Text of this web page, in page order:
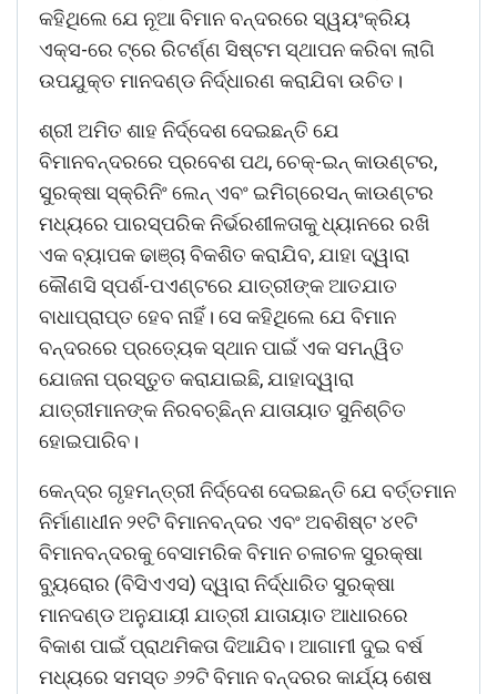
କହିଥିଲେ ଯେ ନୂଆ ବିମାନ ବନ୍ଦରରେ ସ୍ୱୟଂକ୍ରିୟ
ଏକ୍ସ-ରେ ଟ୍ରେ ରିଟର୍ଣ୍ଣ ସିଷ୍ଟମ ସ୍ଥାପନ କରିବା ଲାଗି
ଉପଯୁକ୍ତ ମାନଦଣ୍ଡ ନିର୍ଦ୍ଧାରଣ କରାଯିବା ଉଚିତ।
ଶ୍ରୀ ଅମିତ ଶାହ ନିର୍ଦ୍ଦେଶ ଦେଇଛନ୍ତି ଯେ
ବିମାନବନ୍ଦରରେ ପ୍ରବେଶ ପଥ, ଚେକ୍-ଇନ୍ କାଉଣ୍ଟର,
ସୁରକ୍ଷା ସ୍କ୍ରିନିଂ ଲେନ୍ ଏବଂ ଇମିଗ୍ରେସନ୍ କାଉଣ୍ଟର
ମଧ୍ୟରେ ପାରସ୍ପରିକ ନିର୍ଭରଶୀଳତାକୁ ଧ୍ୟାନରେ ରଖି
ଏକ ବ୍ୟାପକ ଢାଞ୍ଚା ବିକଶିତ କରାଯିବ, ଯାହା ଦ୍ୱାରା
କୌଣସି ସ୍ପର୍ଶ-ପଏଣ୍ଟରେ ଯାତ୍ରୀଙ୍କ ଆତଯାତ
ବାଧାପ୍ରାପ୍ତ ହେବ ନାହିଁ। ସେ କହିଥିଲେ ଯେ ବିମାନ
ବନ୍ଦରରେ ପ୍ରତ୍ୟେକ ସ୍ଥାନ ପାଇଁ ଏକ ସମନ୍ୱିତ
ଯୋଜନା ପ୍ରସ୍ତୁତ କରାଯାଇଛି, ଯାହାଦ୍ୱାରା
ଯାତ୍ରୀମାନଙ୍କ ନିରବଚ୍ଛିନ୍ନ ଯାତାୟାତ ସୁନିଶ୍ଚିତ
ହୋଇପାରିବ।
କେନ୍ଦ୍ର ଗୃହମନ୍ତ୍ରୀ ନିର୍ଦ୍ଦେଶ ଦେଇଛନ୍ତି ଯେ ବର୍ତ୍ତମାନ
ନିର୍ମାଣାଧୀନ ୨୧ଟି ବିମାନବନ୍ଦର ଏବଂ ଅବଶିଷ୍ଟ ୪୧ଟି
ବିମାନବନ୍ଦରକୁ ବେସାମରିକ ବିମାନ ଚଳାଚଳ ସୁରକ୍ଷା
ବ୍ୟୁରୋର (ବିସିଏଏସ) ଦ୍ୱାରା ନିର୍ଦ୍ଧାରିତ ସୁରକ୍ଷା
ମାନଦଣ୍ଡ ଅନୁଯାୟୀ ଯାତ୍ରୀ ଯାତାୟାତ ଆଧାରରେ
ବିକାଶ ପାଇଁ ପ୍ରାଥମିକତା ଦିଆଯିବ। ଆଗାମୀ ଦୁଇ ବର୍ଷ
ମଧ୍ୟରେ ସମସ୍ତ ୬୨ଟି ବିମାନ ବନ୍ଦରର କାର୍ଯ୍ୟ ଶେଷ